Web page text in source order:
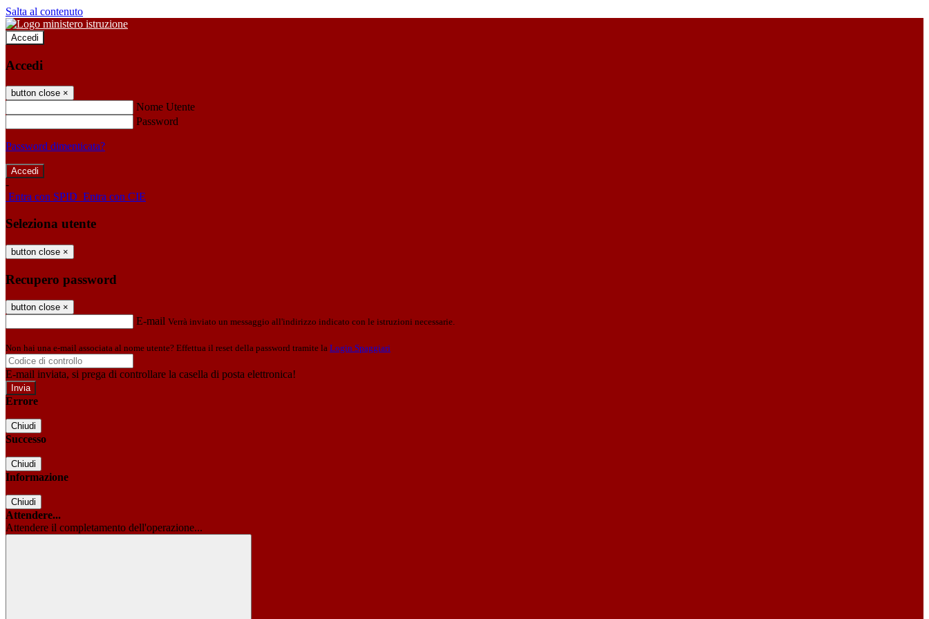
Salta al contenuto
Accedi
Accedi
button close ×
Nome Utente
Password
Password dimenticata?
-
Entra con SPID Entra con CIE
Seleziona utente
button close ×
Recupero password
button close ×
E-mail Verrà inviato un messaggio all'indirizzo indicato con le istruzioni necessarie.
Non hai una e-mail associata al nome utente? Effettua il reset della password tramite la Login Spaggiari
E-mail inviata, si prega di controllare la casella di posta elettronica!
Errore
Chiudi
Successo
Chiudi
Informazione
Chiudi
Attendere...
Attendere il completamento dell'operazione...